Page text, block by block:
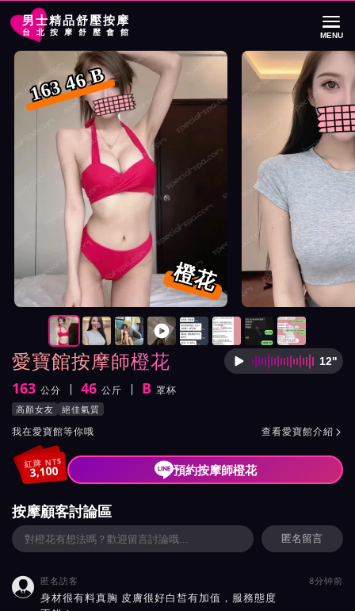
男士精品舒壓按摩
台北按摩舒壓會館 MENU
首頁 愛寶館按摩師橙花詳細介紹
愛寶館按摩師橙花 按摩師
12"
身高
163 公分
體重 46 公斤
罩杯 B 罩杯
按摩師橙花服務風格與特色
高顏女友 絕佳氣質
按摩師橙花所屬按摩會館介紹與班表
我在愛寶館等你哦 查看愛寶館介紹 
紅牌 NT$
3,100 預約按摩師橙花
愛寶館按摩師橙花照片展示與影片介紹
橙花
163 46 B
按摩師橙花照片展示與影片介紹及客戶評價截屏展示
按摩顧客討論區
匿名留言
 匿名訪客 8分钟前
身材很有料真胸 皮膚很好白皙有加值，服務態度